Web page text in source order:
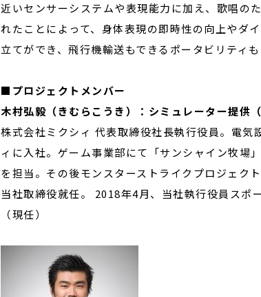
近いセンサーシステムや表現能力に加え、歌唱の
れたことによって、身体表現の即時性の向上やダ
立てができ、飛行機輸送もできるポータビリティ
■プロジェクトメンバー
木村弘毅（きむらこうき）：シミュレーター提供
株式会社ミクシィ 代表取締役社長執行役員。電
ィに入社。ゲーム事業部にて「サンシャイン牧場
を担当。その後モンスターストライクプロジェク
当社取締役就任。 2018年4月、当社執行役員スポ
（現任）